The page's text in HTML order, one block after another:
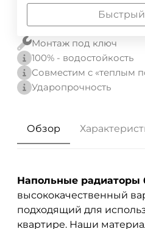
Быстрый
Монтаж под ключ
100% - водостойкость
Совместим с «теплым
Ударопрочность
Обзор
Напольные радиаторы
высококачественный
подходящий для
квартире. Наши